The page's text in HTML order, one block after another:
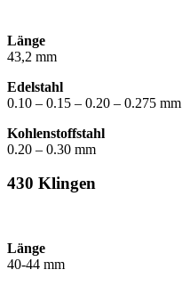
Länge
43,2 mm
Edelstahl
0.10 – 0.15 – 0.20 – 0.275 mm
Kohlenstoffstahl
0.20 – 0.30 mm
430 Klingen
Länge
40-44 mm